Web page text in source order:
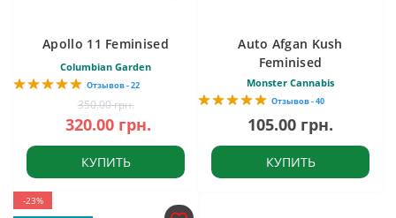
Apollo 11 Feminised
Columbian Garden
Отзывов - 22
350.00 грн.
320.00 грн.
КУПИТЬ
Auto Afgan Kush
Feminised
Monster Cannabis
Отзывов - 40
105.00 грн.
КУПИТЬ
-23%